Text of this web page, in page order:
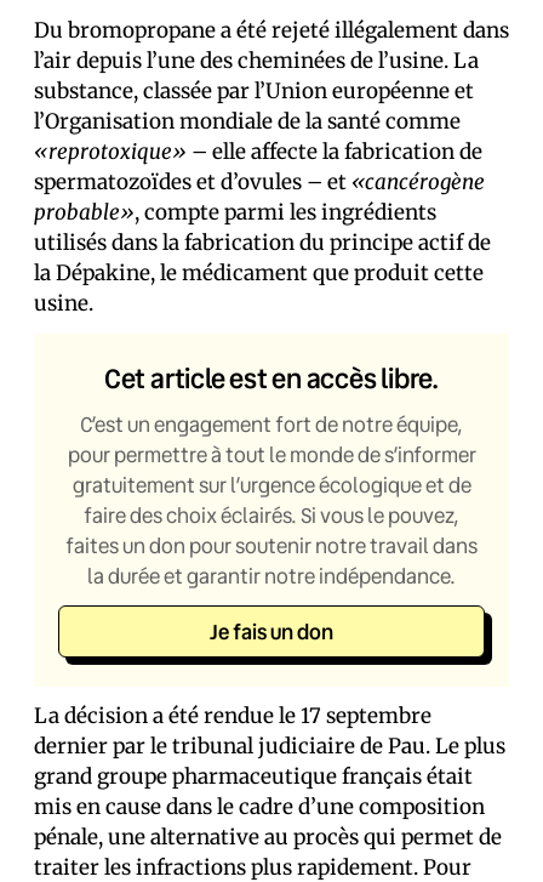
Du bromopropane a été rejeté illégalement dans
l’air depuis l’une des cheminées de l’usine. La
substance, classée par l’Union européenne et
l’Organisation mondiale de la santé comme
«reprotoxique» – elle affecte la fabrication de
spermatozoïdes et d’ovules – et «cancérogène
probable», compte parmi les ingrédients
utilisés dans la fabrication du principe actif de
la Dépakine, le médicament que produit cette
usine.
Cet article est en accès libre.
C’est un engagement fort de notre équipe,
pour permettre à tout le monde de s’informer
gratuitement sur l’urgence écologique et de
faire des choix éclairés. Si vous le pouvez,
faites un don pour soutenir notre travail dans
la durée et garantir notre indépendance.
Je fais un don
La décision a été rendue le 17 septembre
dernier par le tribunal judiciaire de Pau. Le plus
grand groupe pharmaceutique français était
mis en cause dans le cadre d’une composition
pénale, une alternative au procès qui permet de
traiter les infractions plus rapidement. Pour